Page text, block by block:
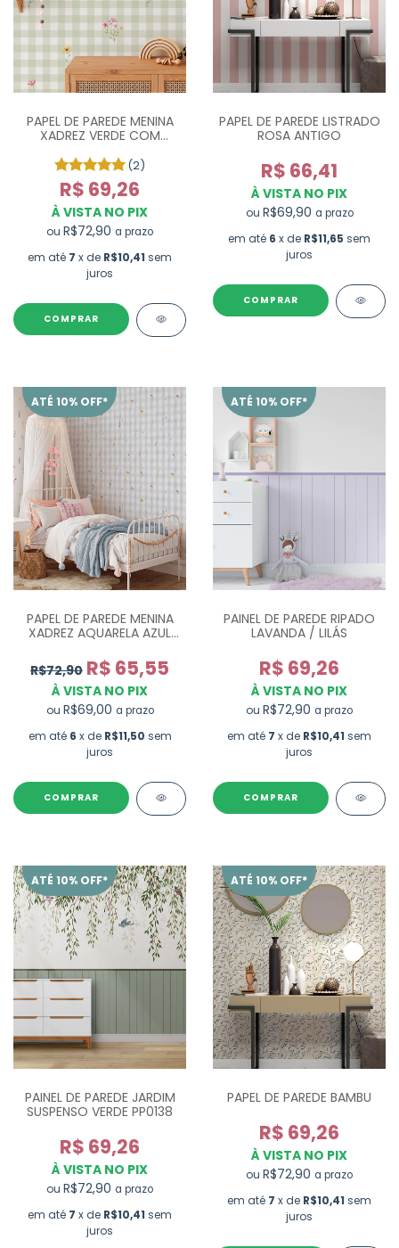
PAPEL DE PAREDE MENINA
XADREZ VERDE COM
(2)
R$ 69,26
À VISTA NO PIX
ou R$72,90 a prazo
em até 7 x de R$10,41 sem
juros
PAPEL DE PAREDE LISTRADO
ROSA ANTIGO
R$ 66,41
À VISTA NO PIX
ou R$69,90 a prazo
em até 6 x de R$11,65 sem
juros
ATÉ 10% OFF*
PAPEL DE PAREDE MENINA
XADREZ AQUARELA AZUL
R$72,90 R$ 65,55
À VISTA NO PIX
ou R$69,00 a prazo
em até 6 x de R$11,50 sem
juros
ATÉ 10% OFF*
PAINEL DE PAREDE RIPADO
LAVANDA / LILÁS
R$ 69,26
À VISTA NO PIX
ou R$72,90 a prazo
em até 7 x de R$10,41 sem
juros
ATÉ 10% OFF*
PAINEL DE PAREDE JARDIM
SUSPENSO VERDE PP0138
R$ 69,26
À VISTA NO PIX
ou R$72,90 a prazo
em até 7 x de R$10,41 sem
juros
ATÉ 10% OFF*
PAPEL DE PAREDE BAMBU
R$ 69,26
À VISTA NO PIX
ou R$72,90 a prazo
em até 7 x de R$10,41 sem
juros